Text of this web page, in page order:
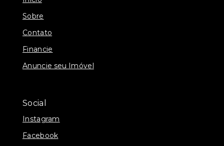
Sobre
Contato
Financie
Anuncie seu Imóvel
Social
Instagram
Facebook